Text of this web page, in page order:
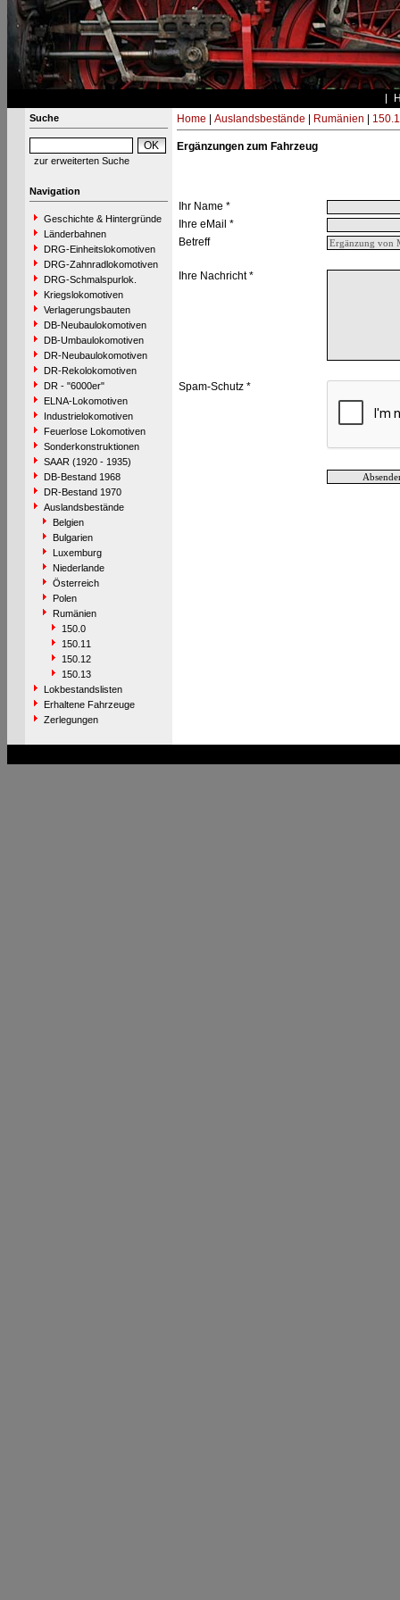
Suche
zur erweiterten Suche
Navigation
Geschichte & Hintergründe
Länderbahnen
DRG-Einheitslokomotiven
DRG-Zahnradlokomotiven
DRG-Schmalspurlok.
Kriegslokomotiven
Verlagerungsbauten
DB-Neubaulokomotiven
DB-Umbaulokomotiven
DR-Neubaulokomotiven
DR-Rekolokomotiven
DR - "6000er"
ELNA-Lokomotiven
Industrielokomotiven
Feuerlose Lokomotiven
Sonderkonstruktionen
SAAR (1920 - 1935)
DB-Bestand 1968
DR-Bestand 1970
Auslandsbestände
Belgien
Bulgarien
Luxemburg
Niederlande
Österreich
Polen
Rumänien
150.0
150.11
150.12
150.13
Lokbestandslisten
Erhaltene Fahrzeuge
Zerlegungen
Home Auslandsbestände Rumänien
Ergänzungen zum Fahrzeug
Ihr Name *
Ihre eMail *
Betreff
Ihre Nachricht *
Spam-Schutz *